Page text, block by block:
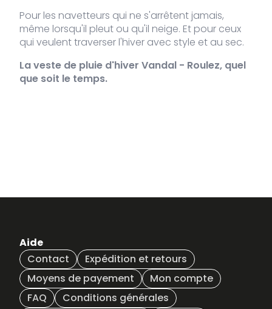
Pour les navetteurs qui ne s'arrêtent jamais,
même lorsqu'il pleut ou qu'il neige. Et pour ceux
qui veulent traverser l'hiver avec style et au sec.
La veste de pluie d'hiver Vandal - Roulez, quel
que soit le temps.
Aide
Contact
Expédition et retours
Moyens de payement
Mon compte
FAQ
Conditions générales